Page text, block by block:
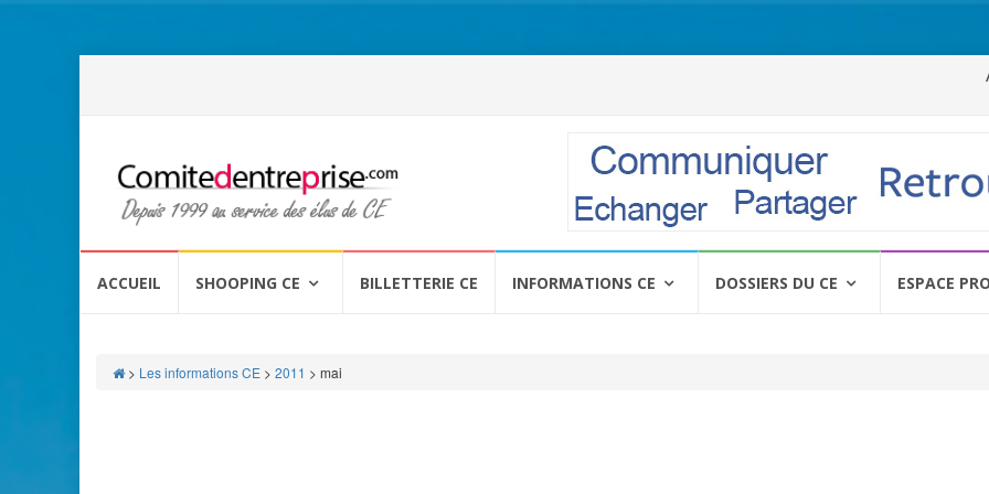
ACCUEIL SHOOPING CE BILLETTERIE CE INFORMATIONS CE DOSSIERS DU CE ESPACE PRO
> Les informations CE > 2011 > mai